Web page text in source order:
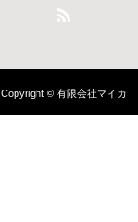
Copyright © 有限会社マイカ